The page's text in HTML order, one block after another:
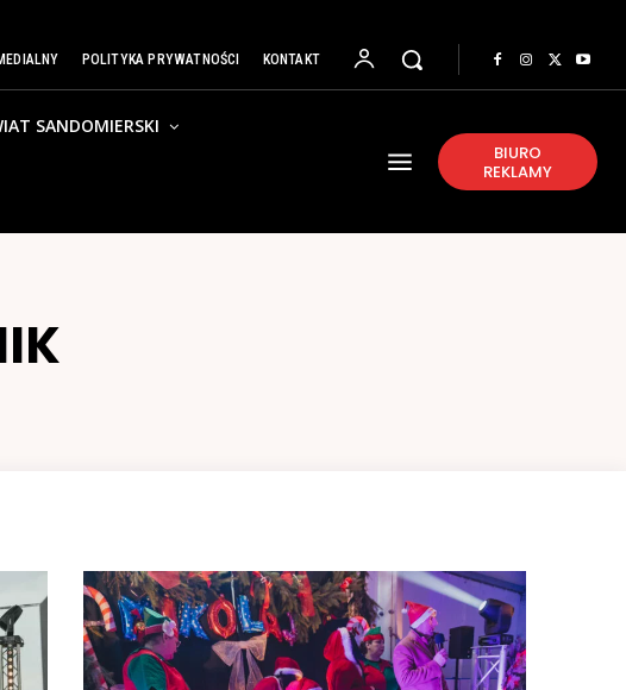
POLITYKA PRYWATNOŚCI KONTAKT
SANDOMIERSKI
BIURO
REKLAMY